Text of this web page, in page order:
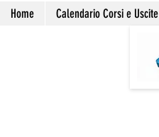
Home Calendario Corsi e Uscite